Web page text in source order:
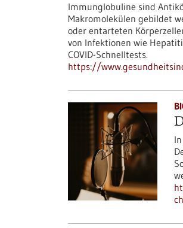
Immunglobuline sind
Makromolekülen gebildet
oder entarteten
von Infektionen wie
COVID-Schnelltests.
https://